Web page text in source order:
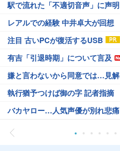
駅で流れた「不適切音声」に声明
レアルでの経験 中井卓大が回想
注目 古いPCが復活するUSB
有吉「引退時期」について言及
嫌と言わないから同意では…見解
執行猶予つけば御の字 記者指摘
バカヤロー…人気声優が別れ悲痛